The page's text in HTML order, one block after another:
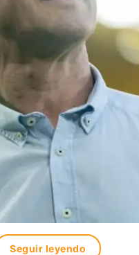
Seguir leyendo